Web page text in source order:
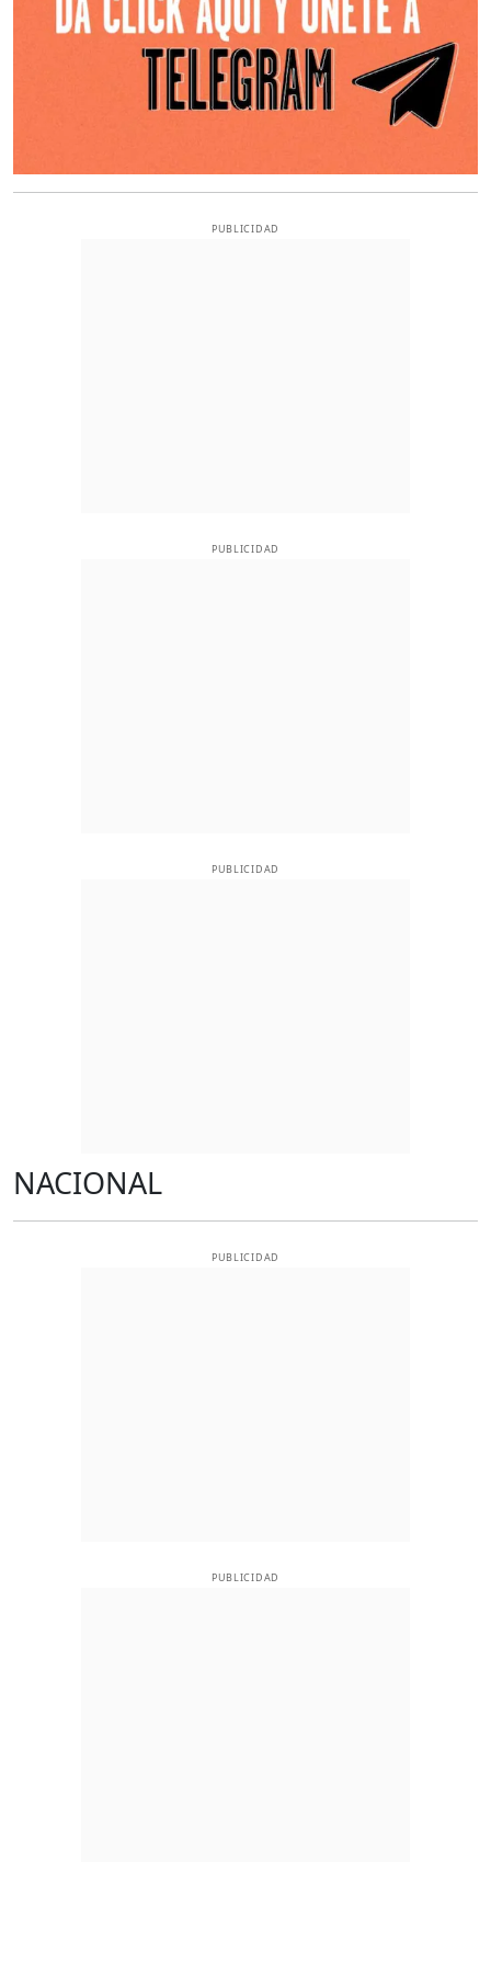
PUBLICIDAD
PUBLICIDAD
PUBLICIDAD
NACIONAL
PUBLICIDAD
PUBLICIDAD